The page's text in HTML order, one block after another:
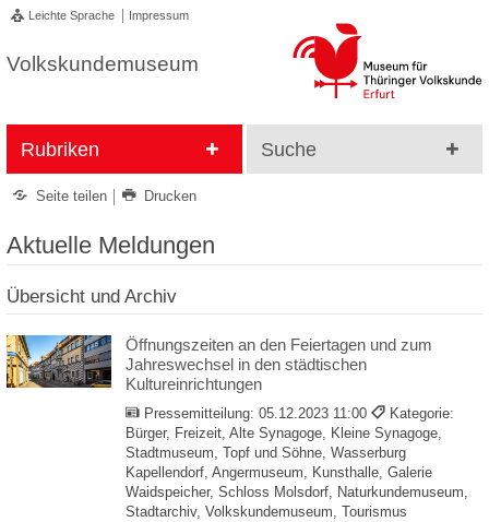
Leichte Sprache Impressum
Volkskundemuseum
Rubriken Suche
Seite teilen Drucken
Aktuelle Meldungen
Übersicht und Archiv
Öffnungszeiten an den Feiertagen und zum
Jahreswechsel in den städtischen
Kultureinrichtungen
Pressemitteilung: 05.12.2023 11:00
Kategorie:
Bürger, Freizeit, Alte Synagoge, Kleine Synagoge,
Stadtmuseum, Topf und Söhne, Wasserburg
Kapellendorf, Angermuseum, Kunsthalle, Galerie
Waidspeicher, Schloss Molsdorf, Naturkundemuseum,
Stadtarchiv, Volkskundemuseum, Tourismus